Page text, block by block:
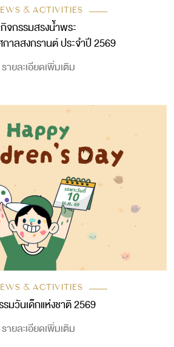
& ACTIVITIES
กิจกรรมสรงน้ำพระ
กาลสงกรานต์ ประจำปี 2569
รายละเอียดเพิ่มเติม
& ACTIVITIES
มวันเด็กแห่งชาติ 2569
รายละเอียดเพิ่มเติม